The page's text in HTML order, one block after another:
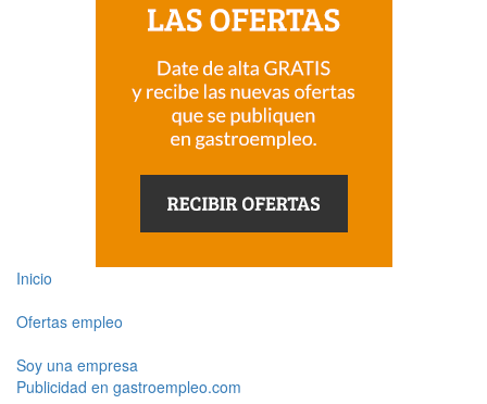
Inicio
Ofertas empleo
Soy una empresa
Publicidad en gastroempleo.com